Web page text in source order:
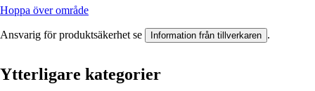
Hoppa över område
Ansvarig för produktsäkerhet se Information från tillverkaren .
Ytterligare kategorier